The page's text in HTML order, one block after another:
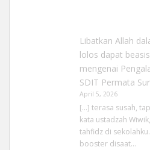
Libatkan Allah
lolos dapat
mengenai
SDIT Permata
April 5, 2026
[…] terasa susah,
kata ustadzah
tahfidz di
booster disaat…